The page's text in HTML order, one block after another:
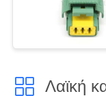
Λαϊκή